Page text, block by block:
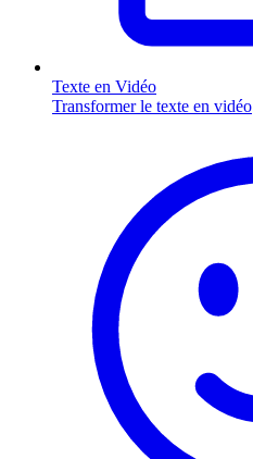
Texte en Vidéo
Transformer le texte en vidéo